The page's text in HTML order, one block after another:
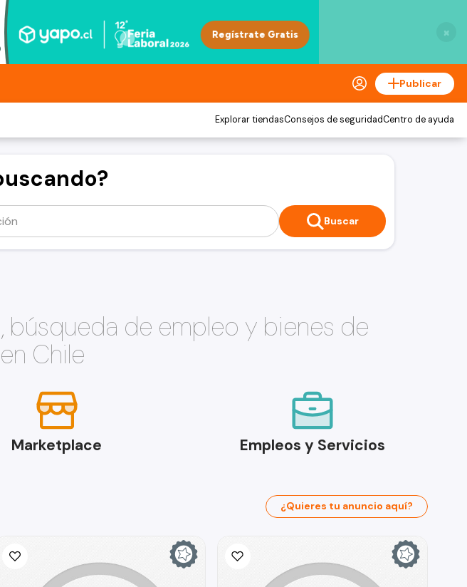
×
Publicar
Explorar tiendasConsejos de seguridadCentro de ayuda
Buscar
búsqueda de empleo y bienes de
Chile
Marketplace Empleos y Servicios
¿Quieres tu anuncio aquí?